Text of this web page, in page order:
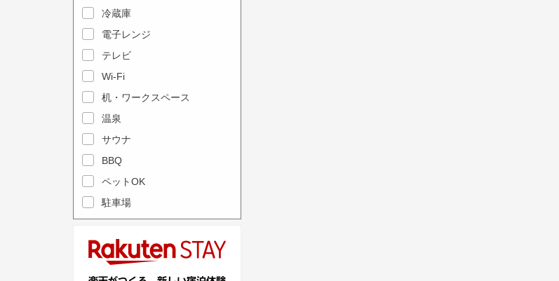
n
d
a
r
a
n
s
e
l
c
a
l
e
n
d
r
a
n
s
e
e
冷蔵庫
電子レンジ
テレビ
Wi-Fi
机・ワークスペース
温泉
サウナ
BBQ
ペットOK
駐車場